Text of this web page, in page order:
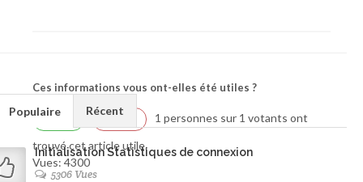
Ces informations vous ont-elles été utiles ?
Oui Non
1 personnes sur 1 votants ont
trouvé cet article utile.
Vues: 4300
Populaire Récent
Initialisation Statistiques de connexion
5306 Vues